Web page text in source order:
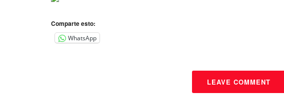
Comparte esto:
WhatsApp
LEAVE COMMENT